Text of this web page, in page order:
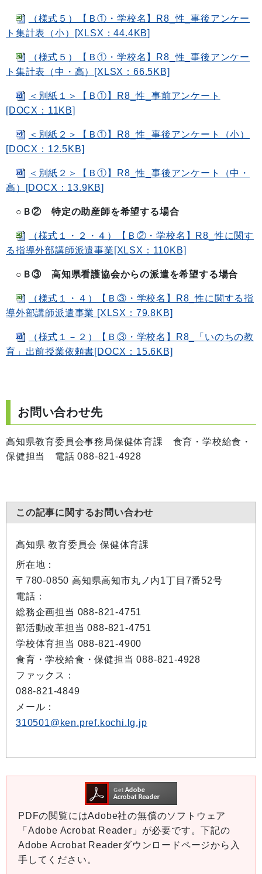
（様式５）【Ｂ①・学校名】R8_性_事後アンケー
ト集計表（小）[XLSX：44.4KB]
（様式５）【Ｂ①・学校名】R8_性_事後アンケー
ト集計表（中・高）[XLSX：66.5KB]
＜別紙１＞【Ｂ①】R8_性_事前アンケート
[DOCX：11KB]
＜別紙２＞【Ｂ①】R8_性_事後アンケート（小）
[DOCX：12.5KB]
＜別紙２＞【Ｂ①】R8_性_事後アンケート（中・
高）[DOCX：13.9KB]
○Ｂ② 特定の助産師を希望する場合
（様式１・２・４）【Ｂ②・学校名】R8_性に関す
る指導外部講師派遣事業[XLSX：110KB]
○Ｂ③ 高知県看護協会からの派遣を希望する場合
（様式１・４）【Ｂ③・学校名】R8_性に関する指
導外部講師派遣事業 [XLSX：79.8KB]
（様式１－２）【Ｂ③・学校名】R8_「いのちの教
育」出前授業依頼書[DOCX：15.6KB]
お問い合わせ先
高知県教育委員会事務局保健体育課 食育・学校給食・
保健担当 電話 088-821-4928
この記事に関するお問い合わせ
高知県 教育委員会 保健体育課
所在地：
〒780-0850 高知県高知市丸ノ内1丁目7番52号
電話：
総務企画担当 088-821-4751
部活動改革担当 088-821-4751
学校体育担当 088-821-4900
食育・学校給食・保健担当 088-821-4928
ファックス：
088-821-4849
メール：
310501@ken.pref.kochi.lg.jp
PDFの閲覧にはAdobe社の無償のソフトウェア
「Adobe Acrobat Reader」が必要です。下記の
Adobe Acrobat Readerダウンロードページから入
手してください。